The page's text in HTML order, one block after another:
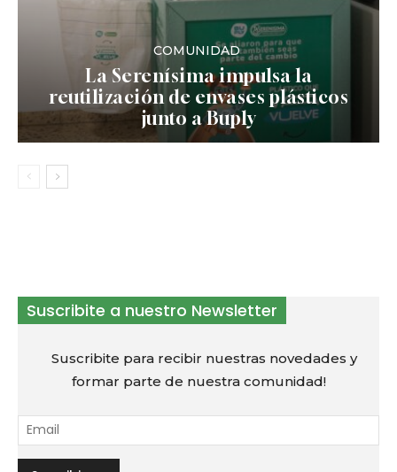
COMUNIDAD
La Serenísima impulsa la
reutilización de envases plásticos
junto a Buply
Suscribite a nuestro Newsletter
Suscribite para recibir nuestras novedades y
formar parte de nuestra comunidad!